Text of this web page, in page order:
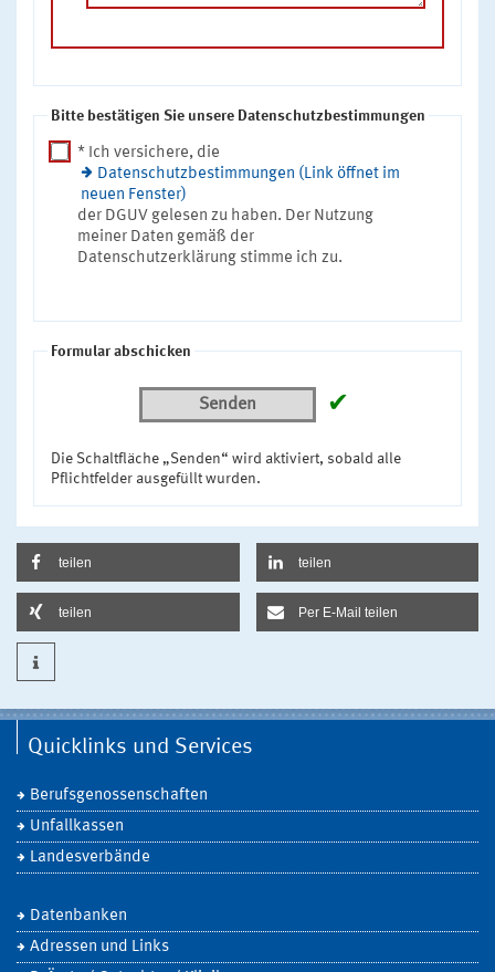
Bitte bestätigen Sie unsere Datenschutzbestimmungen
* Ich versichere, die
Datenschutzbestimmungen (Link öffnet im
neuen Fenster)
der DGUV gelesen zu haben. Der Nutzung
meiner Daten gemäß der
Datenschutzerklärung stimme ich zu.
Formular abschicken
Senden ✔
Die Schaltfläche „Senden“ wird aktiviert, sobald alle
Pflichtfelder ausgefüllt wurden.
teilen teilen
teilen Per E-Mail teilen
Quicklinks und Services
Berufsgenossenschaften
Unfallkassen
Landesverbände
Datenbanken
Adressen und Links